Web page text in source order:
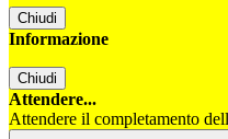
Chiudi
Informazione
Chiudi
Attendere...
Attendere il completamento